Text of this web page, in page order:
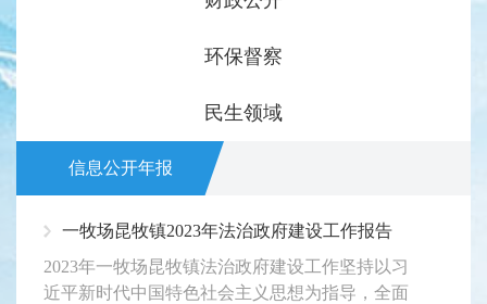
环保督察
民生领域
信息公开年报
一牧场昆牧镇2023年法治政府建设工作报告
2023年一牧场昆牧镇法治政府建设工作坚持以习
近平新时代中国特色社会主义思想为指导，全面